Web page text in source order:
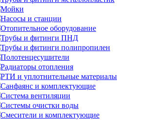
Мойки
Насосы и станции
Отопительное оборудование
Трубы и фитинги ПНД
Трубы и фитинги полипропилен
Полотенцесушители
Радиаторы отопления
РТИ и уплотнительные материалы
Санфаянс и комплектующие
Система вентиляции
Системы очистки воды
Смесители и комплектующие